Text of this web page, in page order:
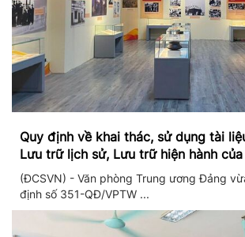
Quy định về khai thác, sử dụng tài
Lưu trữ lịch sử, Lưu trữ hiện hành
Đảng và Văn phòng Trung ương Đảng
(ĐCSVN) - Văn phòng Trung ương Đảng
định số 351-QĐ/VPTW ...